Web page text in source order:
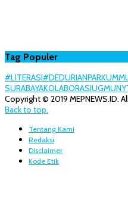
Tag Populer
#LITERASI#DEDURIANPARKUMM
SURABAYAKOLABORASIUGMUNY
Copyright © 2019 MEPNEWS.ID.
Back to top.
Tentang Kami
Redaksi
Disclaimer
Kode Etik